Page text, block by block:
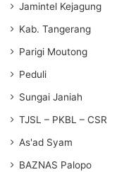
Jamintel Kejagung
Kab. Tangerang
Parigi Moutong
Peduli
Sungai Janiah
TJSL – PKBL – CSR
As'ad Syam
BAZNAS Palopo